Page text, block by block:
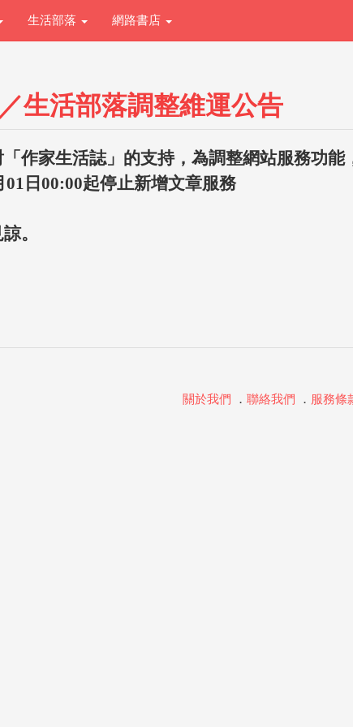
生活部落 網路書店
生活部落調整維運公告
作家生活誌」的支持，為調整網站服務功能
01日00:00起停止新增文章服務
。
關於我們 ． 聯絡我們 ． 服務條